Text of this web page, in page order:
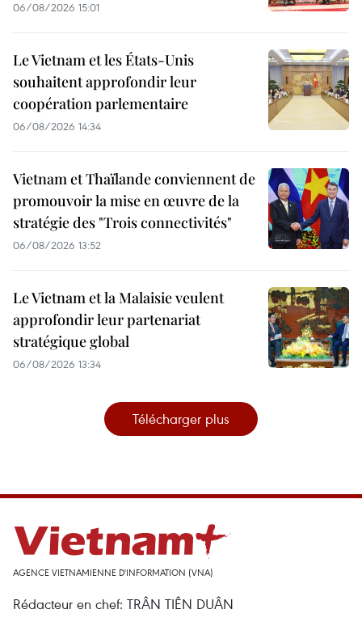
06/08/2026 15:01
Le Vietnam et les États-Unis
souhaitent approfondir leur
coopération parlementaire
06/08/2026 14:34
Vietnam et Thaïlande conviennent de
promouvoir la mise en œuvre de la
stratégie des "Trois connectivités"
06/08/2026 13:52
Le Vietnam et la Malaisie veulent
approfondir leur partenariat
stratégique global
06/08/2026 13:34
Télécharger plus
AGENCE VIETNAMIENNE D'INFORMATION (VNA)
Rédacteur en chef: TRÂN TIÊN DUÂN